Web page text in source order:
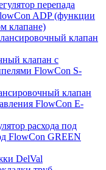
перепада
ADP (функции
клапане)
клапан
клапан с
FlowСon S-
клапан
FlowСon E-
расхода под
FlowСon GREEN
DelVal